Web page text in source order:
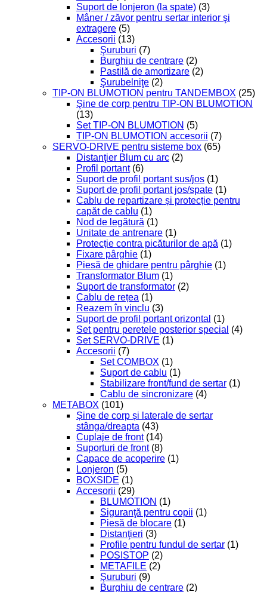
Suport de lonjeron (la spate) (3)
Mâner / zăvor pentru sertar interior şi
extragere (5)
Accesorii (13)
Şuruburi (7)
Burghiu de centrare (2)
Pastilă de amortizare (2)
Şurubelniţe (2)
TIP-ON BLUMOTION pentru TANDEMBOX (25)
Şine de corp pentru TIP-ON BLUMOTION
(13)
Set TIP-ON BLUMOTION (5)
TIP-ON BLUMOTION accesorii (7)
SERVO-DRIVE pentru sisteme box (65)
Distanţier Blum cu arc (2)
Profil portant (6)
Suport de profil portant sus/jos (1)
Suport de profil portant jos/spate (1)
Cablu de repartizare și protecție pentru
capăt de cablu (1)
Nod de legătură (1)
Unitate de antrenare (1)
Protecție contra picăturilor de apă (1)
Fixare pârghie (1)
Piesă de ghidare pentru pârghie (1)
Transformator Blum (1)
Suport de transformator (2)
Cablu de rețea (1)
Reazem în vinclu (3)
Suport de profil portant orizontal (1)
Set pentru peretele posterior special (4)
Set SERVO-DRIVE (1)
Accesorii (7)
Set COMBOX (1)
Suport de cablu (1)
Stabilizare front/fund de sertar (1)
Cablu de sincronizare (4)
METABOX (101)
Șine de corp și laterale de sertar
stânga/dreapta (43)
Cuplaje de front (14)
Suporturi de front (8)
Capace de acoperire (1)
Lonjeron (5)
BOXSIDE (1)
Accesorii (29)
BLUMOTION (1)
Siguranţă pentru copii (1)
Piesă de blocare (1)
Distanţieri (3)
Profile pentru fundul de sertar (1)
POSISTOP (2)
METAFILE (2)
Şuruburi (9)
Burghiu de centrare (2)